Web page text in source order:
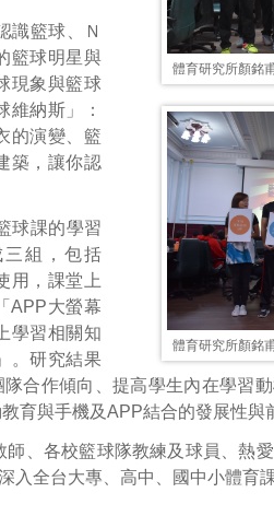
體育研究所顏銘
體育研究所顏銘
識籃球、Ｎ
籃球明星與
現象與籃球
維納斯」：
的演變、籃
築，讓你認
球課的學習
組，包括
用，課堂上
APP大螢幕
學習相關知
。研究結果
合作傾向、提高學生內在學習
育與手機及APP結合的發展性與
、各校籃球隊教練及球員、熱
入全台大專、高中、國中小體育